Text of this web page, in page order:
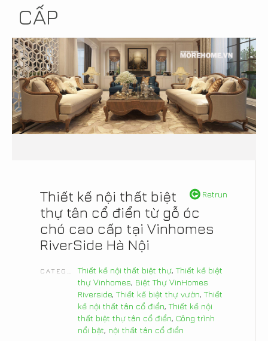
CẤP
Retrun
Thiết kế nội thất biệt
thự tân cổ điển từ gỗ óc
chó cao cấp tại Vinhomes
RiverSide Hà Nội
Thiết kế nội thất biệt thự, Thiết kế biệt
thự Vinhomes, Biệt Thự VinHomes
Riverside, Thiết kế biệt thự vườn, Thiết
kế nội thất tân cổ điển, Thiết kế nội
thất biệt thự tân cổ điển, Công trình
nổi bật, nội thất tân cổ điển